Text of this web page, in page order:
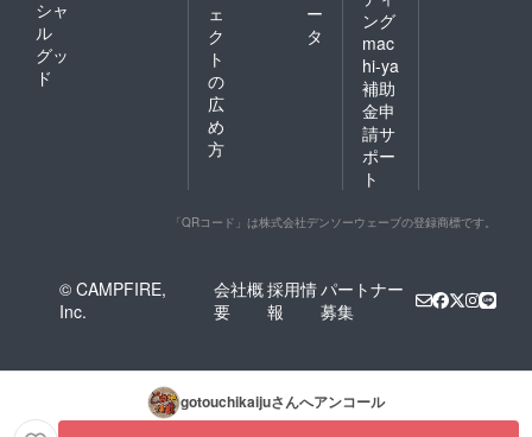
シャ
ル
グッ
ド
ェ
ク
ト
の
広
め
方
ー
タ
ング
mac
hi-ya
補助
金申
請サ
ポー
ト
「QRコード」は株式会社デンソーウェーブの登録商標です。
© CAMPFIRE,
Inc.
会社概
要
採用情
報
パートナー
募集
gotouchikaijuさんへアンコール